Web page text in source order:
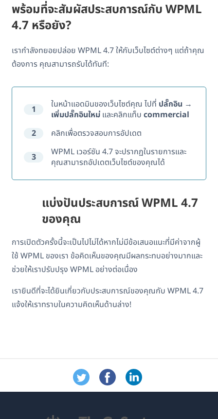
พร้อมที่จะสัมผัสประสบการณ์กับ WPML
4.7 หรือยัง?
เรากำลังทยอยปล่อย WPML 4.7 ให้กับเว็บไซต์ต่างๆ แต่ถ้าคุณ
ต้องการ คุณสามารถรับได้ทันที:
1 ในหน้าแอดมินของเว็บไซต์คุณ ไปที่ ปลั๊กอิน →
เพิ่มปลั๊กอินใหม่ และคลิกแท็บcommercial
2
คลิกเพื่อตรวจสอบการอัปเดต
3
WPML เวอร์ชัน 4.7 จะปรากฏในรายการและ
คุณสามารถอัปเดตเว็บไซต์ของคุณได้
แบ่งปันประสบการณ์ WPML 4.7
ของคุณ
การเปิดตัวครั้งนี้จะเป็นไปไม่ได้หากไม่มีข้อเสนอแนะที่มีค่าจากผู้
ใช้ WPML ของเรา ข้อคิดเห็นของคุณมีผลกระทบอย่างมากและ
ช่วยให้เราปรับปรุง WPML อย่างต่อเนื่อง
เรายินดีที่จะได้ยินเกี่ยวกับประสบการณ์ของคุณกับ WPML 4.7
แจ้งให้เราทราบในความคิดเห็นด้านล่าง!